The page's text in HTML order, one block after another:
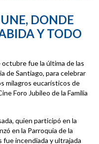
DONDE
Y TODO
fue la última de las
de Santiago, para celebrar
milagros eucarísticos de
Foro Jubileo de la Familia
quien participó en la
en la Parroquia de la
fue incendiada y ultrajada